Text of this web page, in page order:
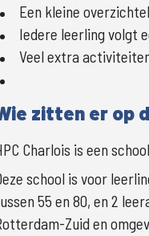
Een kleine
Iedere leerling volgt
Veel extra
zitten er op
Charlois is een
school is voor
55 en 80, en 2
Zuid en